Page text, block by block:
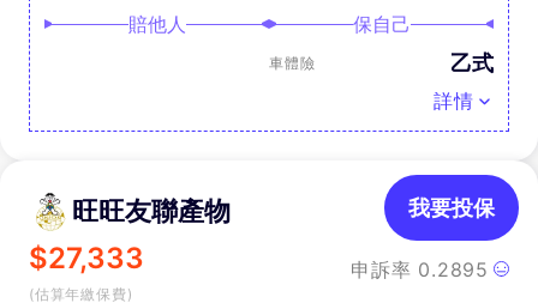
賠他人 保自己
車體險 乙式
詳情
旺旺友聯產物
$27,333
(估算年繳保費)
申訴率 0.2895
我要投保